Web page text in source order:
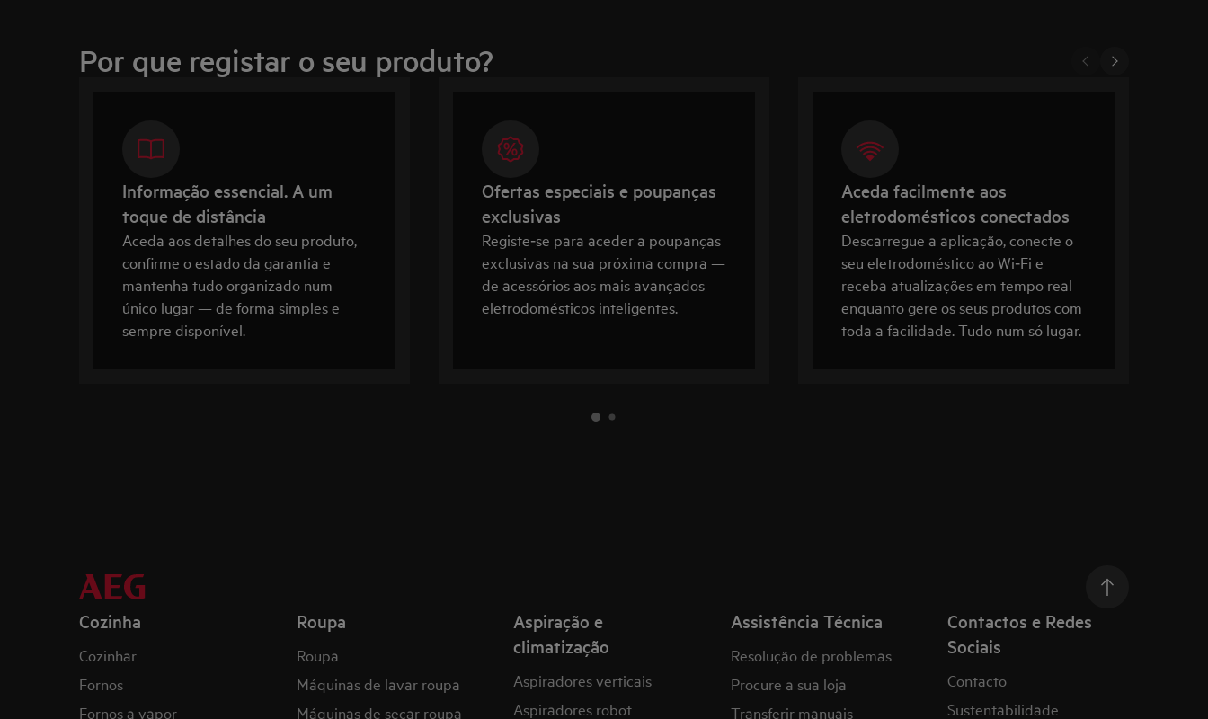
Por que registar o seu produto?
Informação essencial. A um
toque de distância
Aceda aos detalhes do seu produto,
confirme o estado da garantia e
mantenha tudo organizado num
único lugar — de forma simples e
sempre disponível.
Ofertas especiais e poupanças
exclusivas
Registe‑se para aceder a poupanças
exclusivas na sua próxima compra —
de acessórios aos mais avançados
eletrodomésticos inteligentes.
Aceda facilmente aos
eletrodomésticos conectados
Descarregue a aplicação, conecte o
seu eletrodoméstico ao Wi‑Fi e
receba atualizações em tempo real
enquanto gere os seus produtos com
toda a facilidade. Tudo num só lugar.
Cozinha
Cozinhar
Fornos
Fornos a vapor
Roupa
Roupa
Máquinas de lavar roupa
Máquinas de secar roupa
Aspiração e
climatização
Aspiradores verticais
Aspiradores robot
Assistência Técnica
Resolução de problemas
Procure a sua loja
Transferir manuais
Contactos e Redes
Sociais
Contacto
Sustentabilidade